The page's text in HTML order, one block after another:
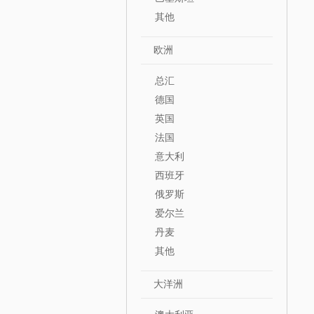
其他
欧洲
总汇
德国
英国
法国
意大利
西班牙
俄罗斯
爱尔兰
丹麦
其他
大洋洲